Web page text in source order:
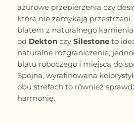
ażurowe przepierzenia czy
które nie zamykają
blatem z naturalnego kamienia
od Dekton czy Silestone to
naturalne rozgraniczenie,
blatu roboczego i miejsca do
Spójna, wyrafinowana
obu strefach to również
harmonię.